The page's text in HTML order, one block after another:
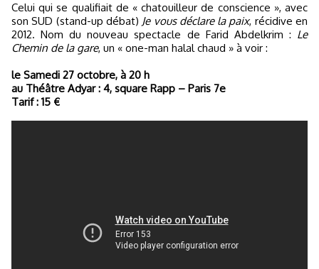
Celui qui se qualifiait de « chatouilleur de conscience », avec
son SUD (stand-up débat) Je vous déclare la paix, récidive en
2012. Nom du nouveau spectacle de Farid Abdelkrim : Le
Chemin de la gare, un « one-man halal chaud » à voir :
le Samedi 27 octobre, à 20 h
au Théâtre Adyar : 4, square Rapp – Paris 7e
Tarif : 15 €